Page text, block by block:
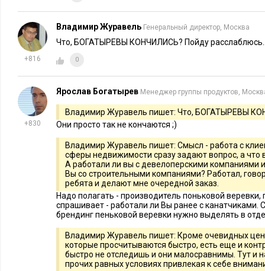
+816
Владимир Журавель Генеральный директор, Москва
Что, БОГАТЫРЕВЫ КОНЧИЛИСЬ? Пойду
0
+830
Ярослав Богатырев Менеджер группы продуктов,
Владимир Журавель пишет: Что, БОГАТЫРЕВЫ
Они просто так не кончаются ;)
Владимир Журавель пишет: Смысл - работа с
сферы недвижимости сразу задают вопрос, а
А работали ли вы с девелоперскими компаниями
Вы со строительными компаниями? Работал,
ребята и делают мне очередной заказ.
Надо полагать - производитель поньковой
спрашивает - работали ли Вы ранее с канатчиками.
брендинг пеньковой веревки нужно выделять в
Владимир Журавель пишет: Кроме очевидных
которые просчитываются быстро, есть еще и
быстро не отследишь и они малосравнимы. Тут и
прочих равных условиях привлекая к себе